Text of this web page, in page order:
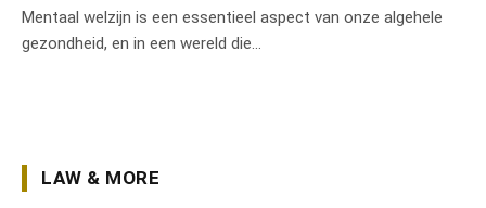
Mentaal welzijn is een essentieel aspect van onze algehele
gezondheid, en in een wereld die…
LAW & MORE